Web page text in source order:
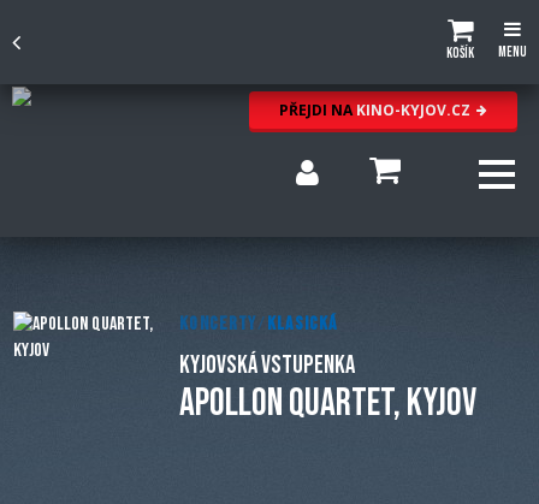
Menu
Košík
PŘEJDI NAKINO-KYJOV.CZ
KONCERTY/KLASICKÁ
KYJOVSKÁ VSTUPENKA
APOLLON QUARTET, KYJOV